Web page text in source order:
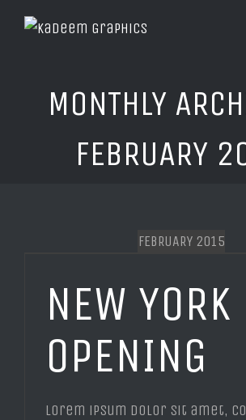
MONTHLY
FEBRUARY
FEBRUARY 2015
NEW YORK
OPENING
Lorem ipsum dolor sit amet,